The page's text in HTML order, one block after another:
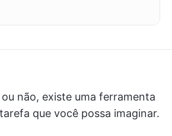
não, existe uma ferramenta
que você possa imaginar.